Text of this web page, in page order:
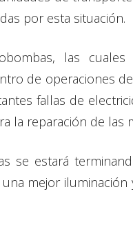
por esta situación.
las cuales
de operaciones
fallas de
la reparación de las
se estará
mejor iluminación